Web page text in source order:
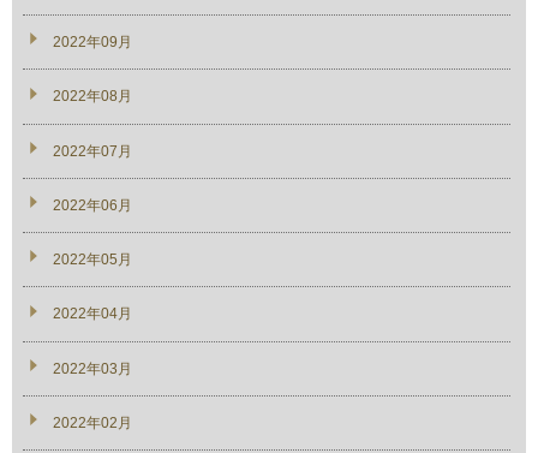
2022年09月
2022年08月
2022年07月
2022年06月
2022年05月
2022年04月
2022年03月
2022年02月